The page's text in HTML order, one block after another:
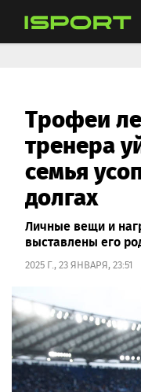
Трофеи
тренера
семья
долгах
Личные вещи и
выставлены его
2025 Г., 23 ЯНВАРЯ,